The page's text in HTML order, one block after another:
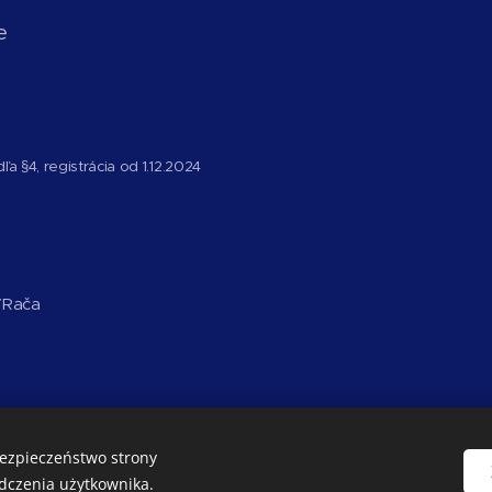
§4, registrácia od 1.12.2024
strony
użytkownika.